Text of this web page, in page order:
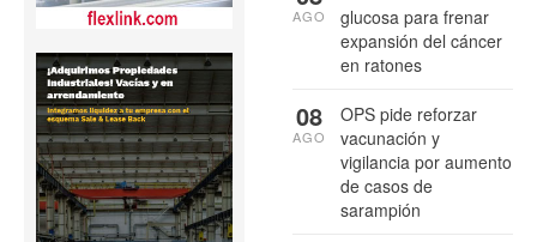
glucosa para frenar
expansión del cáncer
en ratones
AGO
OPS pide reforzar
vacunación y
vigilancia por aumento
de casos de
sarampión
08
AGO